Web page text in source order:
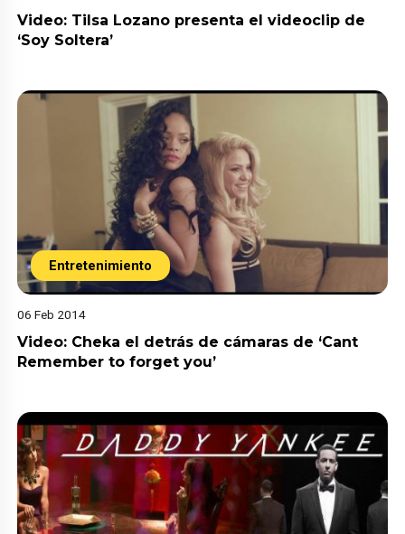
Video: Tilsa Lozano presenta el videoclip de
‘Soy Soltera’
Entretenimiento
06 Feb 2014
Video: Cheka el detrás de cámaras de ‘Cant
Remember to forget you’